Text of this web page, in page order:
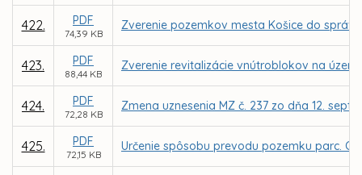
422. PDF
74,39 KB
Zverenie pozemkov mesta Košice do
423. PDF
88,44 KB
Zverenie revitalizácie vnútroblokov na
424. PDF
72,28 KB
Zmena uznesenia MZ č. 237 zo dňa 12.
425. PDF
72,15 KB
Určenie spôsobu prevodu pozemku parc. C